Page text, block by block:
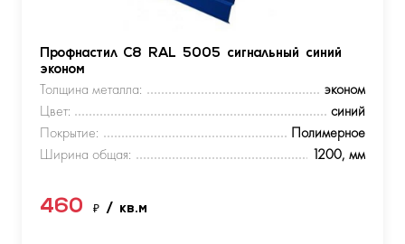
Профнастил С8 RAL 5005 сигнальный синий
эконом
Толщина металла:
эконом
Цвет:
синий
Покрытие:
Полимерное
Ширина общая:
1200, мм
460 ₽ / кв.м